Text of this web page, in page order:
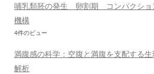
哺乳類胚の発生 卵割期 コンパクショ
機構
4件のビュー
満腹感の科学：空腹と満腹を支配する
解析